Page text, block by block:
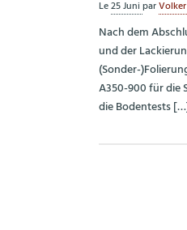
Le25 Juni par
Nach dem
und der
(Sonder-
A350-900 für die
die Bodentests